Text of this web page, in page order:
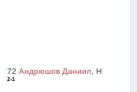
72 Андрюшов Даниил , Н
2-1